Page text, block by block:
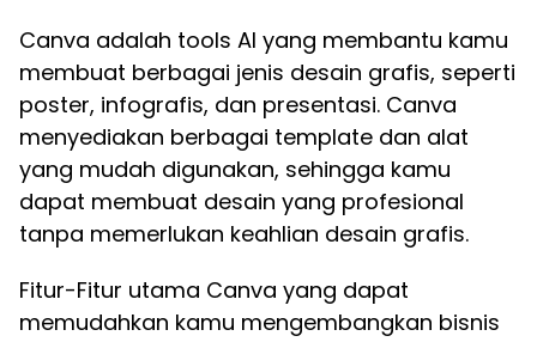
Canva adalah tools AI yang membantu kamu
membuat berbagai jenis desain grafis, seperti
poster, infografis, dan presentasi. Canva
menyediakan berbagai template dan alat
yang mudah digunakan, sehingga kamu
dapat membuat desain yang profesional
tanpa memerlukan keahlian desain grafis.
Fitur-Fitur utama Canva yang dapat
memudahkan kamu mengembangkan bisnis